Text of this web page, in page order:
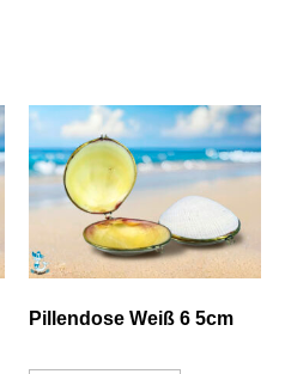
Pillendose Weiß 6 5cm